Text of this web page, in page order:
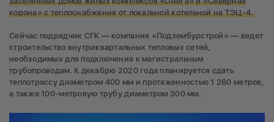
корона» с теплоснабжения от локальной котельной на ТЭЦ-4.
Сейчас подрядчик СГК — компания «Подзембурстрой» — ведет
строительство внутриквартальных тепловых сетей,
необходимых для подключения к магистральным
трубопроводам. К декабрю 2020 года планируется сдать
теплотрассу диаметром 400 мм и протяженностью 1 260 метров,
а также 100-метровую трубу диаметром 300 мм.